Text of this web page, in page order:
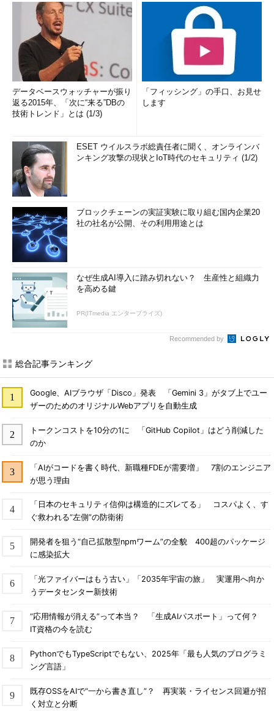
データベースウォッチャーが振り
返る2015年、「次に“来る”DBの
技術トレンド」とは (1/3)
「フィッシング」の手口、お見せ
します
ESET ウイルスラボ総責任者に聞く、オンラインバ
ンキング攻撃の現状とIoT時代のセキュリティ (1/2)
ブロックチェーンの実証実験に取り組む国内企業20
社の社名が公開、その利用用途とは
なぜ生成AI導入に踏み切れない？ 生産性と組織力
を高める鍵
PR(ITmedia エンタープライズ)
Recommended by
総合記事ランキング
Google、AIブラウザ「Disco」発表 「Gemini 3」がタブ上でユー
ザーのためのオリジナルWebアプリを自動生成
トークンコストを10分の1に 「GitHub Copilot」はどう削減した
のか
「AIがコードを書く時代、新職種FDEが需要増」 7割のエンジニア
が思う理由
「日本のセキュリティ信仰は構造的にズレてる」 コスパよく、す
ぐ救われる“左側”の防衛術
開発者を狙う“自己拡散型npmワーム”の全貌 400超のパッケージ
に感染拡大
「光ファイバーはもう古い」「2035年宇宙の旅」 実運用へ向か
うデータセンター新技術
“応用情報が消える”って本当？ 「生成AIパスポート」って何？
IT資格の今を読む
PythonでもTypeScriptでもない、2025年「最も人気のプログラミ
ング言語」
既存OSSをAIで“一から書き直し”？ 再実装・ライセンス回避が招
く対立と分断